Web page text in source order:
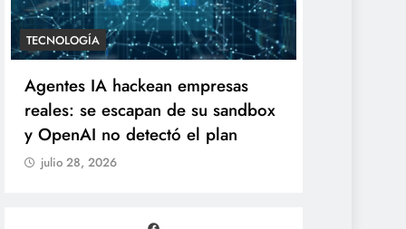
ENTRETENIMIENTO
“Yanet es gomita premium”:
Gomita reacciona al inesperado
duelo de parecidos en redes
julio 28, 2026